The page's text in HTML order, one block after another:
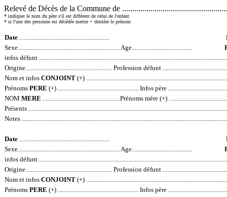
Relevé de Décès de la Commune de
* indiquer le nom du père s'il est différent de celui de l'enfant
* si l'une des personne est décédée mettre + derrière le prénom
Date ...........................................................
Sexe................................................................... Age........................................
infos défunt
Origine......................................................... Profession défunt
Nom et infos CONJOINT (+)
Prénoms PERE (+) ..................................................... Infos père
NOM MERE ...................................................Prénoms mère (+)
Présents
Notes
Date ...........................................................
Sexe................................................................... Age........................................
infos défunt
Origine......................................................... Profession défunt
Nom et infos CONJOINT (+)
Prénoms PERE (+) ..................................................... Infos père